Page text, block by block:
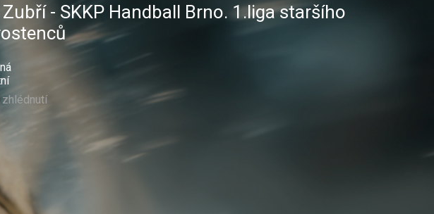
Zubří - SKKP Handball Brno. 1.liga staršího
zhlédnutí